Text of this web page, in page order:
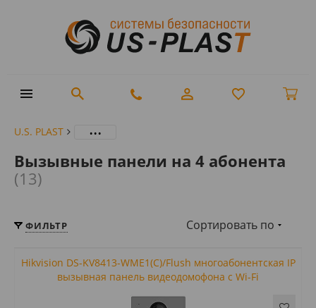
U.S. PLAST ...
Вызывные панели на 4 абонента
(13)
ФИЛЬТР Сортировать по
Hikvision DS-KV8413-WME1(C)/Flush многоабонентская IP
вызывная панель видеодомофона с Wi-Fi